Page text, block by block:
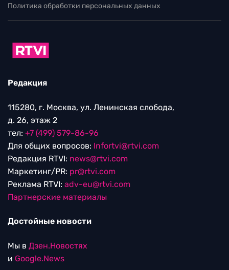
Политика обработки персональных данных
Редакция
115280, г. Москва, ул. Ленинская слобода,
д. 26, этаж 2
тел: +7 (499) 579-86-96
Для общих вопросов: Infortvi@rtvi.com
Редакция RTVI: news@rtvi.com
Маркетинг/PR: pr@rtvi.com
Реклама RTVI: adv-eu@rtvi.com
Партнерские материалы
Достойные новости
Мы в Дзен.Новостях
и Google.News